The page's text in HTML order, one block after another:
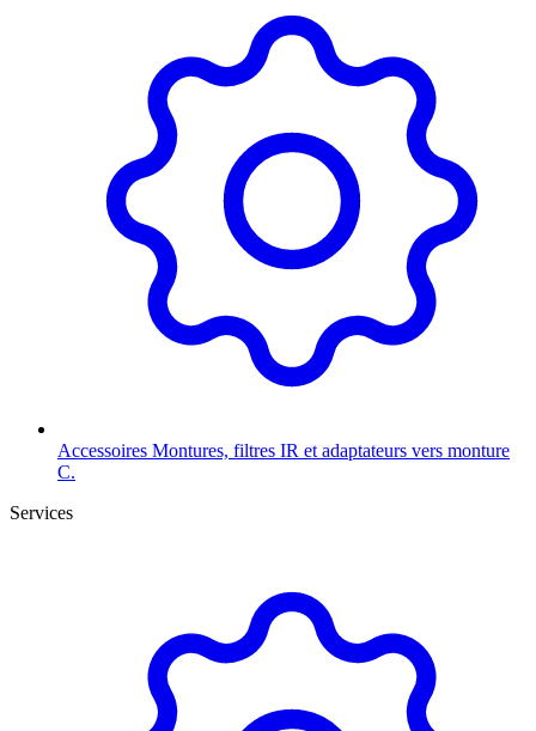
Accessoires Montures, filtres IR et adaptateurs vers monture
C.
Services